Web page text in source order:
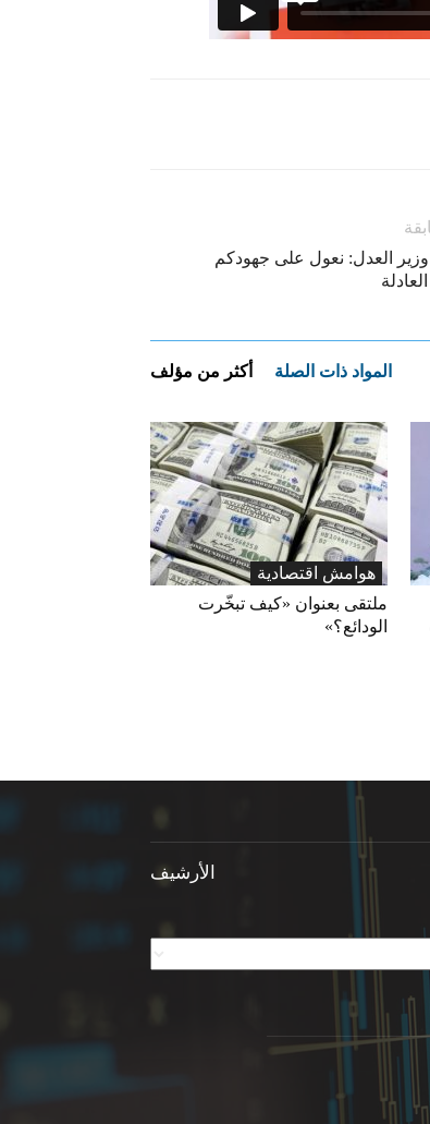
وزير العدل: نعول على جهودكم
المواد ذات الصلة أكثر من مؤلف
هوامش اقتصادية
ملتقى بعنوان «كيف تبخّرت
الودائع؟»
الأرشيف